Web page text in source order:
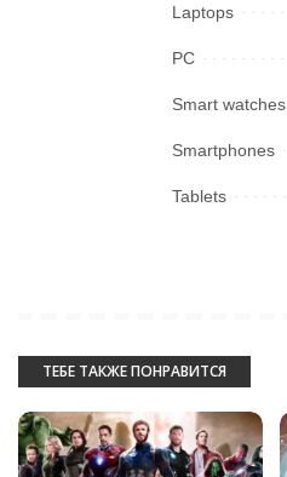
Laptops
PC
Smart watches
Smartphones
Tablets
ТЕБЕ ТАКЖЕ ПОНРАВИТСЯ